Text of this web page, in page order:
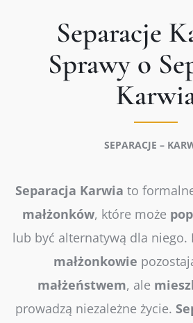
Separacje
Sprawy o
SEPARACJE –
Separacja Karwia to
małżonków, które może
lub być alternatywą dla niego.
małżonkowie
małżeństwem, ale
prowadzą niezależne życie.